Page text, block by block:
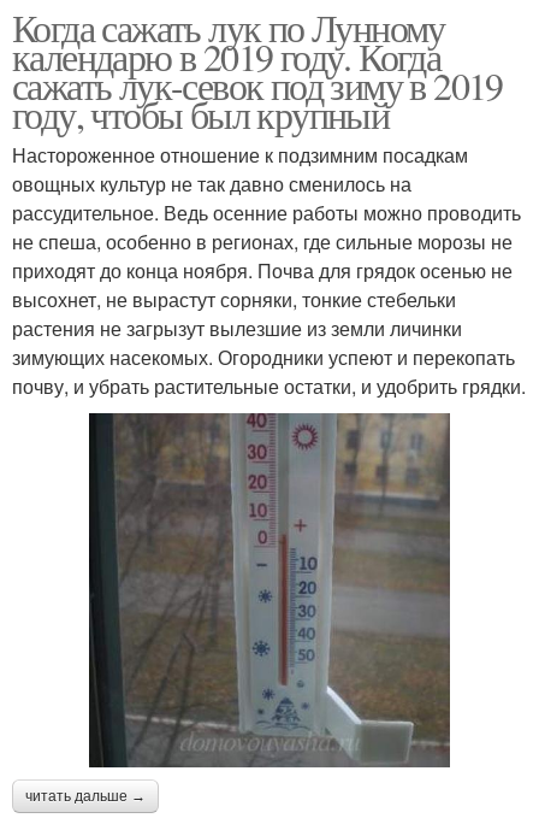
Когда сажать лук по Лунному
календарю в 2019 году. Когда
сажать лук-севок под зиму в 2019
году, чтобы был крупный
Настороженное отношение к подзимним посадкам
овощных культур не так давно сменилось на
рассудительное. Ведь осенние работы можно проводить
не спеша, особенно в регионах, где сильные морозы не
приходят до конца ноября. Почва для грядок осенью не
высохнет, не вырастут сорняки, тонкие стебельки
растения не загрызут вылезшие из земли личинки
зимующих насекомых. Огородники успеют и перекопать
почву, и убрать растительные остатки, и удобрить грядки.
читать дальше →